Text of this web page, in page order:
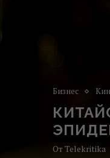
Бизнес
ОтTelekritika